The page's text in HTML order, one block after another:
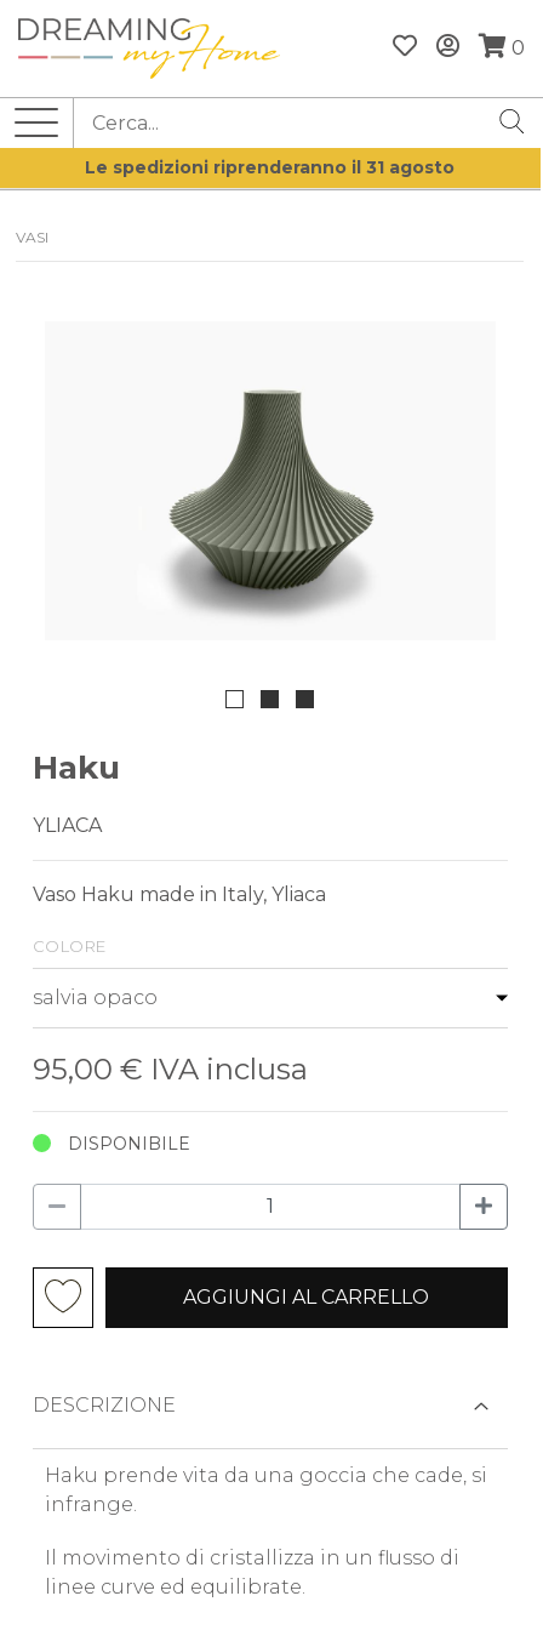
0
Le spedizioni riprenderanno il 31 agosto
VASI
Haku
YLIACA
Vaso Haku made in Italy, Yliaca
colore
95,00 € IVA inclusa
DISPONIBILE
AGGIUNGI AL CARRELLO
DESCRIZIONE
Haku prende vita da una goccia che cade, si
infrange.
Il movimento di cristallizza in un flusso di
linee curve ed equilibrate.